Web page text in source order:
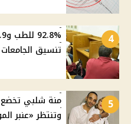
4
تنسيق الجامعات 2026 وأماكن المرحلة الثانية
5
منة شلبي تخضع
وتنتظر «عنبر